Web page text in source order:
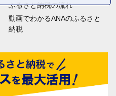
ふるさと納税の流れ
動画でわかるANAのふるさと
納税